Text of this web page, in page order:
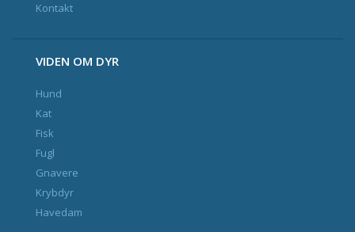
Kontakt
VIDEN OM DYR
Hund
Kat
Fisk
Fugl
Gnavere
Krybdyr
Havedam